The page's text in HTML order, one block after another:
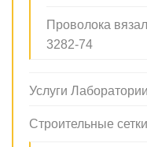
Проволока
3282-74
Услуги Лаборатории
Строительные сетки